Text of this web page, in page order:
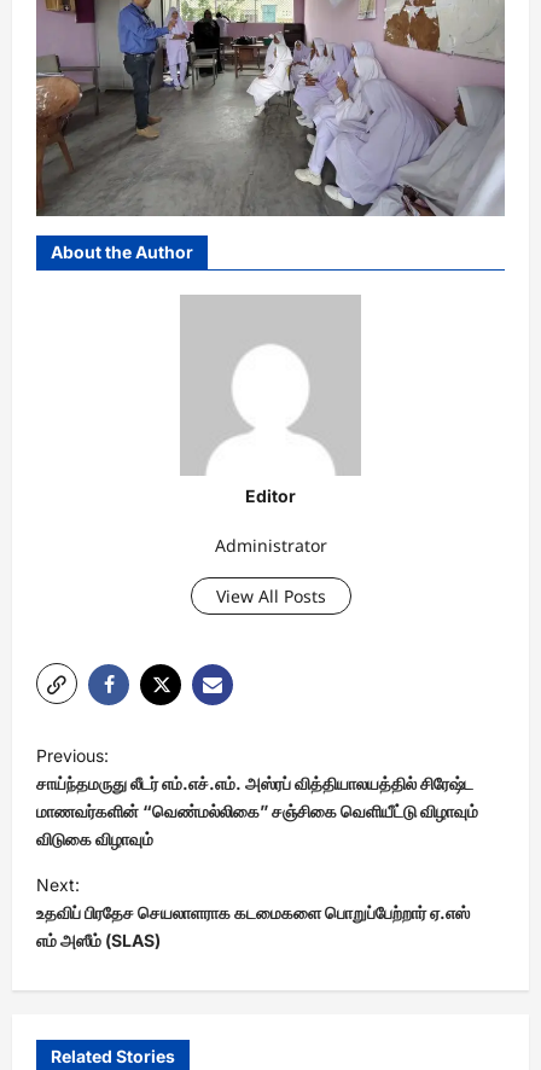
About the Author
Editor
Administrator
View All Posts
P
o
s
t
n
a
g
Previous:
சாய்ந்தமருது லீடர் எம்.எச்.எம். அஸ்ரப் வித்தியாலயத்தில் சிரேஷ்ட
மாணவர்களின் “வெண்மல்லிகை” சஞ்சிகை வெளியீட்டு விழாவும்
விடுகை விழாவும்
Next:
உதவிப் பிரதேச செயலாளராக கடமைகளை பொறுப்பேற்றார் ஏ.எஸ்
எம் அஸீம் (SLAS)
Related Stories